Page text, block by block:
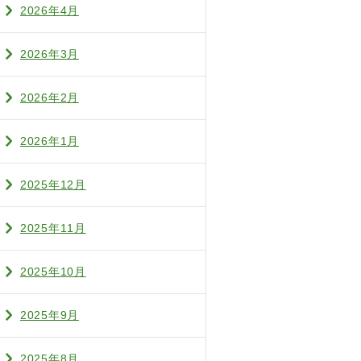
2026年4月
2026年3月
2026年2月
2026年1月
2025年12月
2025年11月
2025年10月
2025年9月